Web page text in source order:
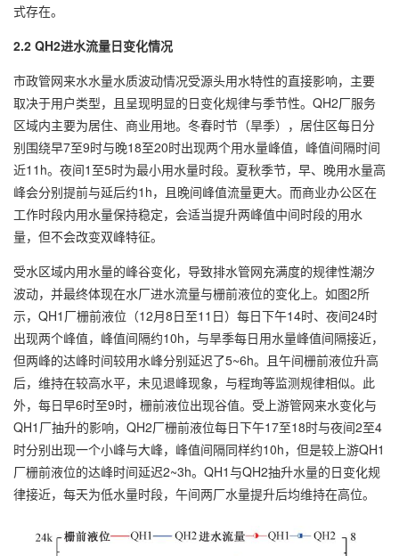
式存在。
2.2 QH2进水流量日变化情况
市政管网来水水量水质波动情况受源头用水特性的直接影响，主要
取决于用户类型，且呈现明显的日变化规律与季节性。QH2厂服务
区域内主要为居住、商业用地。冬春时节（旱季），居住区每日分
别围绕早7至9时与晚18至20时出现两个用水量峰值，峰值间隔时间
近11h。夜间1至5时为最小用水量时段。夏秋季节，早、晚用水量高
峰会分别提前与延后约1h，且晚间峰值流量更大。而商业办公区在
工作时段内用水量保持稳定，会适当提升两峰值中间时段的用水
量，但不会改变双峰特征。
受水区域内用水量的峰谷变化，导致排水管网充满度的规律性潮汐
波动，并最终体现在水厂进水流量与栅前液位的变化上。如图2所
示，QH1厂栅前液位（12月8日至11日）每日下午14时、夜间24时
出现两个峰值，峰值间隔约10h，与旱季每日用水量峰值间隔接近，
但两峰的达峰时间较用水峰分别延迟了5~6h。且午间栅前液位升高
后，维持在较高水平，未见退峰现象，与程珣等监测规律相似。此
外，每日早6时至9时，栅前液位出现谷值。受上游管网来水变化与
QH1厂抽升的影响，QH2厂栅前液位每日下午17至18时与夜间2至4
时分别出现一个小峰与大峰，峰值间隔同样约10h，但是较上游QH1
厂栅前液位的达峰时间延迟2~3h。QH1与QH2抽升水量的日变化规
律接近，每天为低水量时段，午间两厂水量提升后均维持在高位。